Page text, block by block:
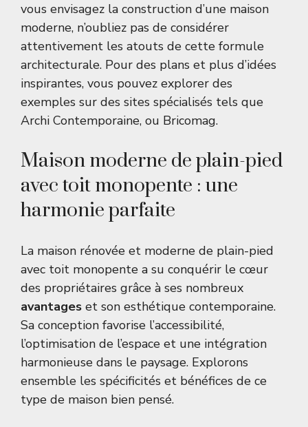
vous envisagez la construction d’une maison
moderne, n’oubliez pas de considérer
attentivement les atouts de cette formule
architecturale. Pour des plans et plus d’idées
inspirantes, vous pouvez explorer des
exemples sur des sites spécialisés tels que
Archi Contemporaine, ou Bricomag.
Maison moderne de plain-pied
avec toit monopente : une
harmonie parfaite
La maison rénovée et moderne de plain-pied
avec toit monopente a su conquérir le cœur
des propriétaires grâce à ses nombreux
avantages et son esthétique contemporaine.
Sa conception favorise l’accessibilité,
l’optimisation de l’espace et une intégration
harmonieuse dans le paysage. Explorons
ensemble les spécificités et bénéfices de ce
type de maison bien pensé.